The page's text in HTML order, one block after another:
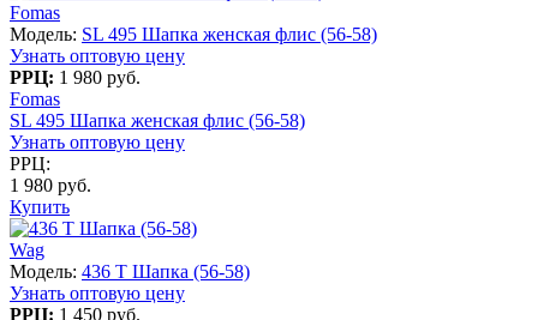
Fomas
Модель: SL 495 Шапка женская флис (56-58)
Узнать оптовую цену
РРЦ: 1 980 руб.
Fomas
SL 495 Шапка женская флис (56-58)
Узнать оптовую цену
РРЦ:
1 980 руб.
Купить
Wag
Модель: 436 T Шапка (56-58)
Узнать оптовую цену
РРЦ: 1 450 руб.